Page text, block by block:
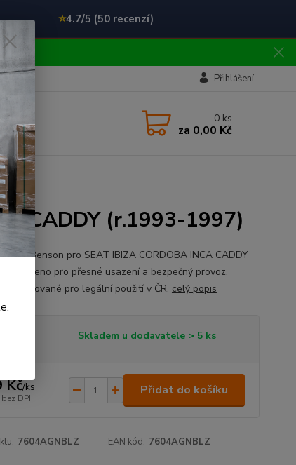
⭐4.7/5 (50 recenzí)
Přihlášení
0 ks
za 0,00 Kč
CADDY (r.1993-1997)
sklo Benson pro SEAT IBIZA CORDOBA INCA CADDY
Určeno pro přesné usazení a bezpečný provoz.
pro legální použití v ČR. celý popis
Skladem u dodavatele > 5 ks
Kč/ks
bez DPH
Přidat do košíku
7604AGNBLZ EAN kód: 7604AGNBLZ